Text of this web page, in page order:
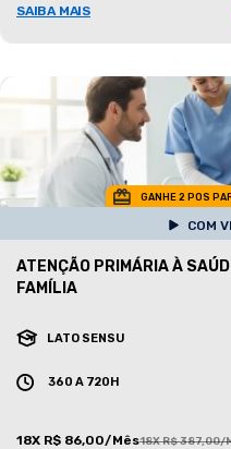
SAIBA MAIS
GANHE 2 POS
COM
ATENÇÃO PRIMÁRIA À
FAMÍLIA
LATO SENSU
360 A 720H
18X R$ 86,00/Mês18X R$ 387,00/